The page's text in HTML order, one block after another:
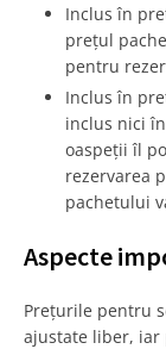
Inclus în
prețul
pentru
Inclus în
inclus nici
oaspeții îl
rezervarea
pachetului
Aspecte
Prețurile pentru
ajustate liber, iar